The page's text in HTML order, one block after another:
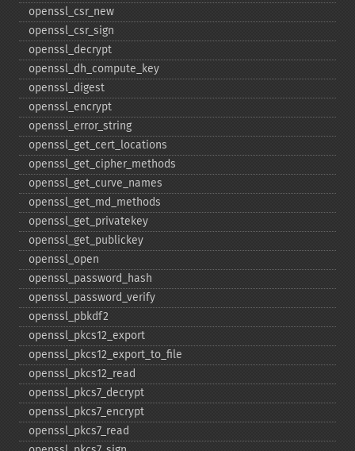
openssl_​csr_​new
openssl_​csr_​sign
openssl_​decrypt
openssl_​dh_​compute_​key
openssl_​digest
openssl_​encrypt
openssl_​error_​string
openssl_​get_​cert_​locations
openssl_​get_​cipher_​methods
openssl_​get_​curve_​names
openssl_​get_​md_​methods
openssl_​get_​privatekey
openssl_​get_​publickey
openssl_​open
openssl_​password_​hash
openssl_​password_​verify
openssl_​pbkdf2
openssl_​pkcs12_​export
openssl_​pkcs12_​export_​to_​file
openssl_​pkcs12_​read
openssl_​pkcs7_​decrypt
openssl_​pkcs7_​encrypt
openssl_​pkcs7_​read